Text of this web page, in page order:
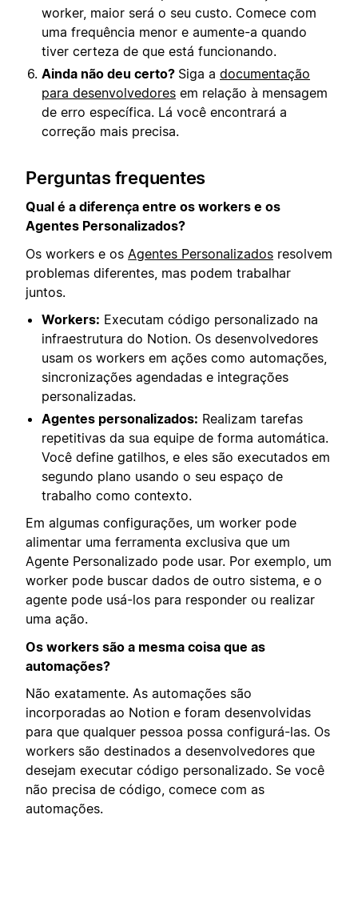
worker, maior será o seu custo. Comece com
uma frequência menor e aumente-a quando
tiver certeza de que está funcionando.
Ainda não deu certo? Siga a documentação
para desenvolvedores em relação à mensagem
de erro específica. Lá você encontrará a
correção mais precisa.
Perguntas frequentes
Qual é a diferença entre os workers e os
Agentes Personalizados?
Os workers e os Agentes Personalizados resolvem
problemas diferentes, mas podem trabalhar
juntos.
Workers: Executam código personalizado na
infraestrutura do Notion. Os desenvolvedores
usam os workers em ações como automações,
sincronizações agendadas e integrações
personalizadas.
Agentes personalizados: Realizam tarefas
repetitivas da sua equipe de forma automática.
Você define gatilhos, e eles são executados em
segundo plano usando o seu espaço de
trabalho como contexto.
Em algumas configurações, um worker pode
alimentar uma ferramenta exclusiva que um
Agente Personalizado pode usar. Por exemplo, um
worker pode buscar dados de outro sistema, e o
agente pode usá-los para responder ou realizar
uma ação.
Os workers são a mesma coisa que as
automações?
Não exatamente. As automações são
incorporadas ao Notion e foram desenvolvidas
para que qualquer pessoa possa configurá-las. Os
workers são destinados a desenvolvedores que
desejam executar código personalizado. Se você
não precisa de código, comece com as
automações.